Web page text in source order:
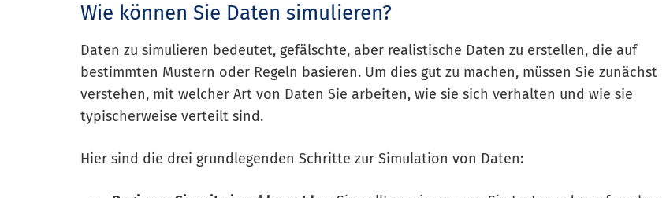
Wie können Sie Daten simulieren?
Daten zu simulieren bedeutet, gefälschte, aber realistische Daten zu erstellen, die auf
bestimmten Mustern oder Regeln basieren. Um dies gut zu machen, müssen Sie zunächst
verstehen, mit welcher Art von Daten Sie arbeiten, wie sie sich verhalten und wie sie
typischerweise verteilt sind.
Hier sind die drei grundlegenden Schritte zur Simulation von Daten: